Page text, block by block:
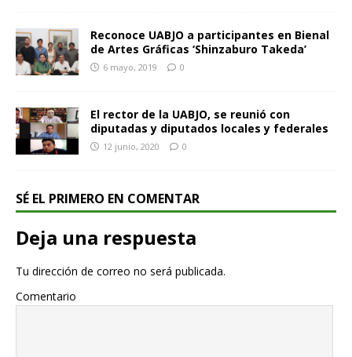
Reconoce UABJO a participantes en Bienal
de Artes Gráficas ‘Shinzaburo Takeda’
6 mayo, 2019 0
El rector de la UABJO, se reunió con
diputadas y diputados locales y federales
12 junio, 2020 0
SÉ EL PRIMERO EN COMENTAR
Deja una respuesta
Tu dirección de correo no será publicada.
Comentario